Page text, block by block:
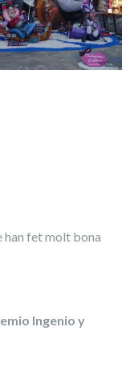
han fet molt bona
Ingenio y